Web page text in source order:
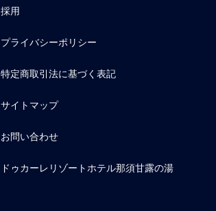
採用
プライバシーポリシー
特定商取引法に基づく表記
サイトマップ
お問い合わせ
ドゥカーレリゾートホテル那須甘露の湯